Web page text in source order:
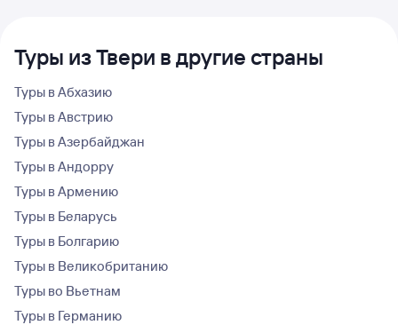
Туры из Твери в другие страны
Туры в Абхазию
Туры в Австрию
Туры в Азербайджан
Туры в Андорру
Туры в Армению
Туры в Беларусь
Туры в Болгарию
Туры в Великобританию
Туры во Вьетнам
Туры в Германию